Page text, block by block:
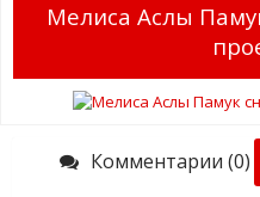
Мелиса Аслы
Комментарии (0)